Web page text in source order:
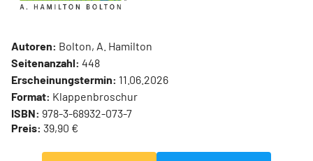
Autoren: Bolton, A. Hamilton
Seitenanzahl: 448
Erscheinungstermin: 11.06.2026
Format: Klappenbroschur
ISBN: 978-3-68932-073-7
Preis: 39,90 €